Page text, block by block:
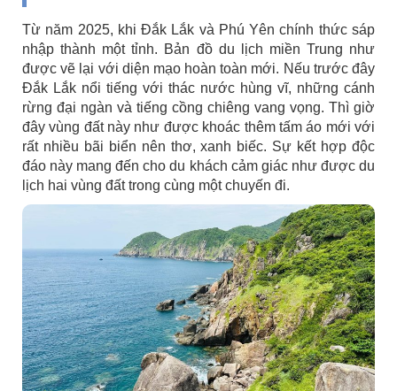
Từ năm 2025, khi Đắk Lắk và Phú Yên chính thức sáp
nhập thành một tỉnh. Bản đồ du lịch miền Trung như
được vẽ lại với diện mạo hoàn toàn mới. Nếu trước đây
Đắk Lắk nổi tiếng với thác nước hùng vĩ, những cánh
rừng đại ngàn và tiếng cồng chiêng vang vọng. Thì giờ
đây vùng đất này như được khoác thêm tấm áo mới với
rất nhiều bãi biển nên thơ, xanh biếc. Sự kết hợp độc
đáo này mang đến cho du khách cảm giác như được du
lịch hai vùng đất trong cùng một chuyến đi.